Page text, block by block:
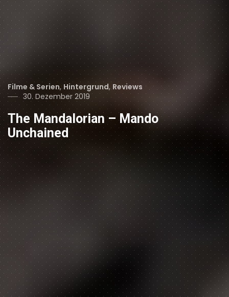
Categories
Filme & Serien, Hintergrund,Reviews
Posted
on
30. Dezember 2019
The Mandalorian – Mando
Unchained